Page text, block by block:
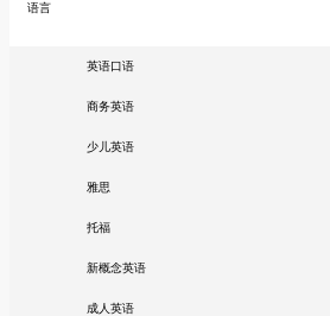
语言
英语口语
商务英语
少儿英语
雅思
托福
新概念英语
成人英语